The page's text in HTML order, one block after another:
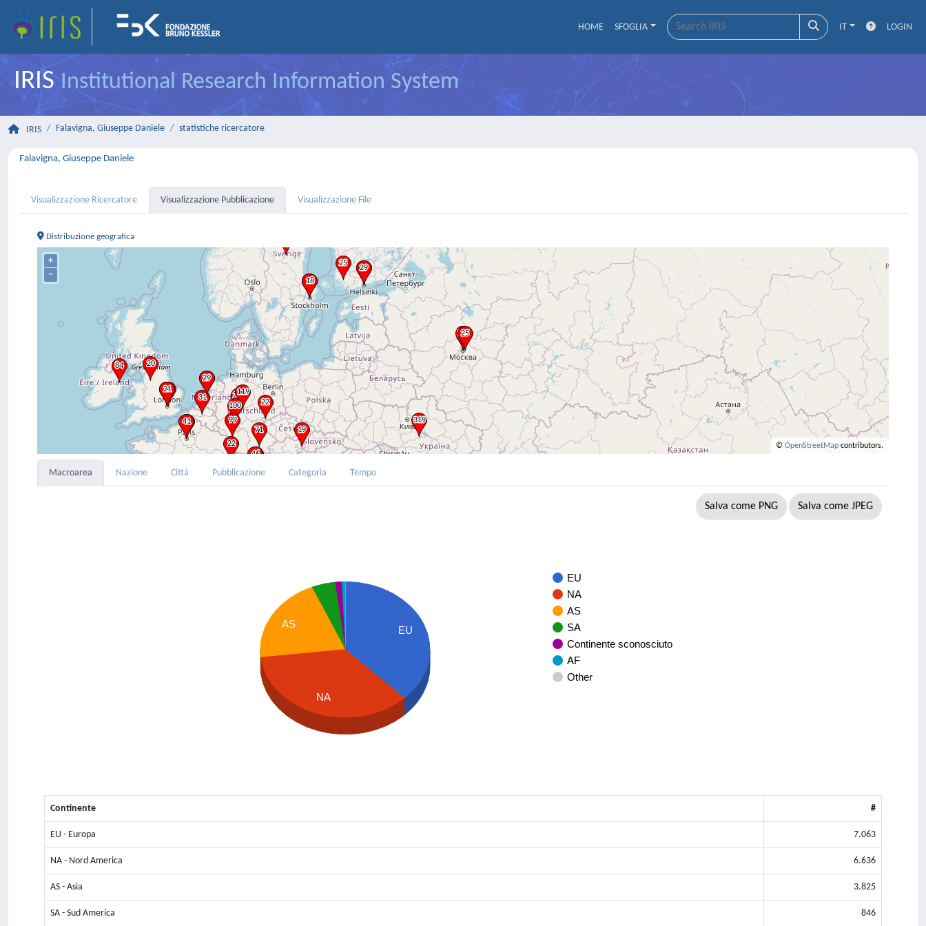
HOME SFOGLIA IT LOGIN
IRISInstitutional Research Information System
IRIS Falavigna, Giuseppe Daniele statistiche ricercatore
Falavigna, Giuseppe Daniele
Visualizzazione Ricercatore Visualizzazione Pubblicazione Visualizzazione File
Distribuzione geografica
+
–
© OpenStreetMap contributors.
Macroarea Nazione Città Pubblicazione Categoria Tempo
Salva come PNG Salva come JPEG
EU
NA
AS
SA
Continente sconosciuto
AF
Other
EU
AS
NA
Continente #
EU - Europa 7.063
NA - Nord America 6.636
AS - Asia 3.825
SA - Sud America 846